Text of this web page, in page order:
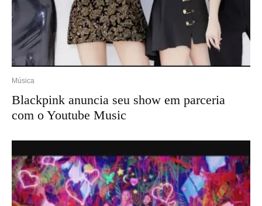
Música
Blackpink anuncia seu show em parceria
com o Youtube Music